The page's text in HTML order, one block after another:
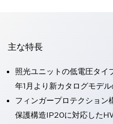
主な特長
照光ユニットの低電圧タ
年1月より新カタログモデ
フィンガープロテクション
保護構造IP20に対応した